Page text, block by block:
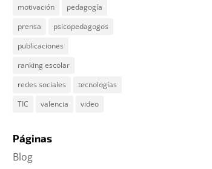
motivación
pedagogía
prensa
psicopedagogos
publicaciones
ranking escolar
redes sociales
tecnologías
TIC
valencia video
Páginas
Blog